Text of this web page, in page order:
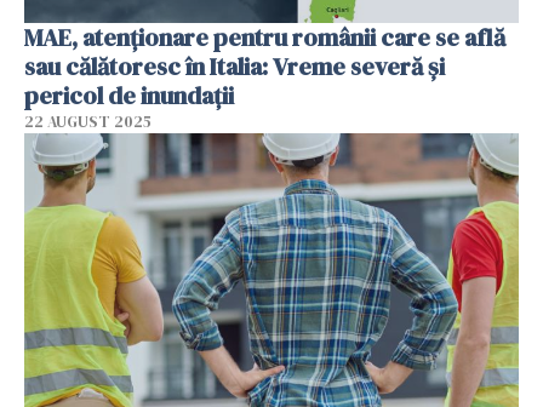
MAE, atenționare pentru românii care se află
sau călătoresc în Italia: Vreme severă și
pericol de inundații
22 AUGUST 2025